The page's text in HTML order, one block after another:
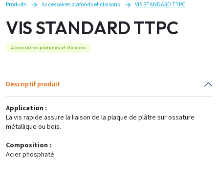
Produits Accessoires plafonds et cloisons VIS STANDARD TTPC
VIS STANDARD TTPC
Accessoires plafonds et cloisons
Descriptif produit
Application :
La vis rapide assure la liaison de la plaque de plâtre sur ossature
métallique ou bois.
Composition :
Acier phosphaté